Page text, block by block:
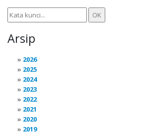
Arsip
2026
2025
2024
2023
2022
2021
2020
2019